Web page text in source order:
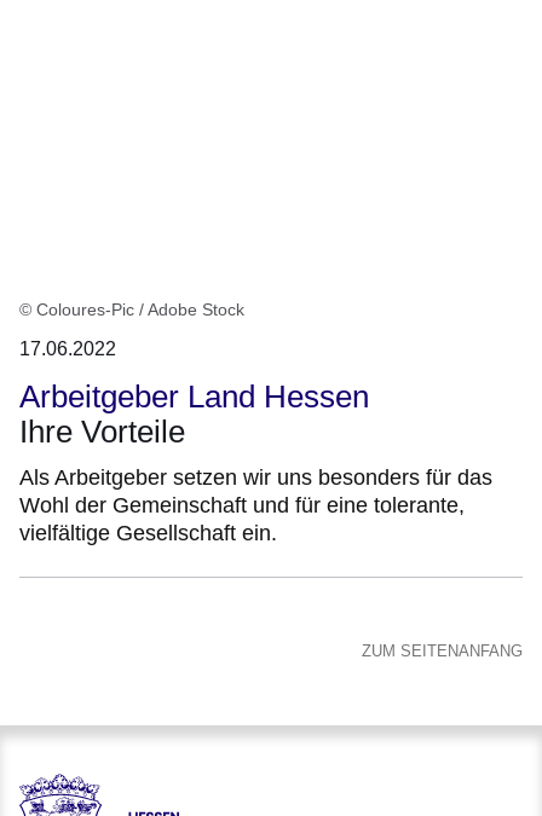
© Coloures-Pic / Adobe Stock
17.06.2022
Arbeitgeber Land Hessen
Ihre Vorteile
Als Arbeitgeber setzen wir uns besonders für das
Wohl der Gemeinschaft und für eine tolerante,
vielfältige Gesellschaft ein.
ZUM SEITENANFANG